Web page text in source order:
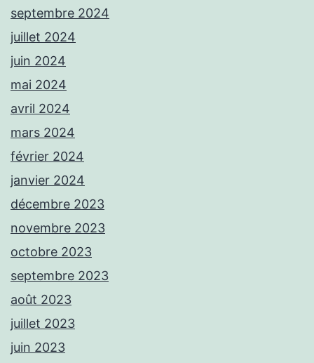
septembre 2024
juillet 2024
juin 2024
mai 2024
avril 2024
mars 2024
février 2024
janvier 2024
décembre 2023
novembre 2023
octobre 2023
septembre 2023
août 2023
juillet 2023
juin 2023